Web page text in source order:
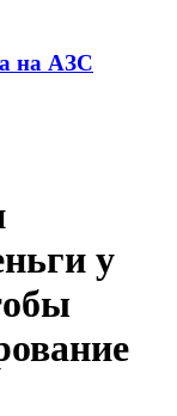
на АЗС
у